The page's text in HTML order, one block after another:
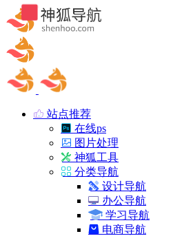
站点推荐
在线ps
图片处理
神狐工具
分类导航
设计导航
办公导航
学习导航
电商导航